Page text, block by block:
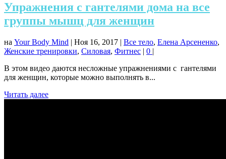
Упражнения с гантелями дома на все
группы мышц для женщин
на Your Body Mind | Ноя 16, 2017 | Все тело, Елена Арсененко,
Женские тренировки, Силовая, Фитнес | 0 |
В этом видео даются несложные упражнениями с гантелями
для женщин, которые можно выполнять в...
Читать далее